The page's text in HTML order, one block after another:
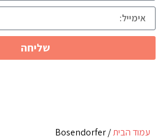
שליחה
עמוד הבית/ Bosendorfer